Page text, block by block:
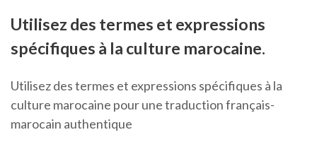
Utilisez des termes et expressions
spécifiques à la culture marocaine.
Utilisez des termes et expressions spécifiques à la
culture marocaine pour une traduction français-
marocain authentique